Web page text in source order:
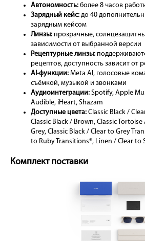
Автономность: более 8 часов
Зарядный кейс: до 40
зарядным кейсом
Линзы: прозрачные,
зависимости от выбранной версии
Рецептурные линзы:
рецептов, доступность зависит от
AI-функции: Meta AI, голосовые
съёмкой, музыкой и звонками
Аудиоинтеграции: Spotify, Apple
Audible, iHeart, Shazam
Доступные цвета: Classic Black /
Classic Black / Brown, Classic
Grey, Classic Black / Clear to Grey
to Ruby Transitions®, Linen / Clear to
Комплект поставки